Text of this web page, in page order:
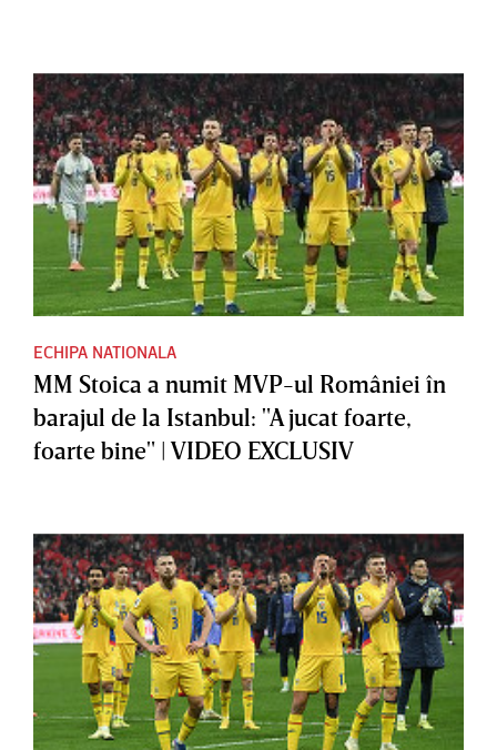
ECHIPA NATIONALA
MM Stoica a numit MVP-ul României în
barajul de la Istanbul: "A jucat foarte,
foarte bine" | VIDEO EXCLUSIV